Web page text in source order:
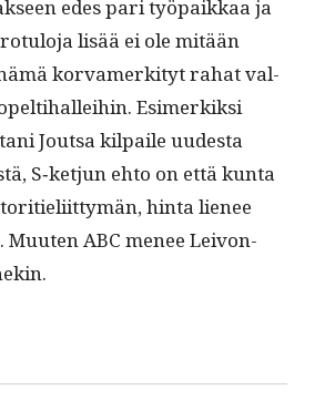
edes pari työ­paikkaa ja
lisää ei ole mitään
kor­vamerk­i­tyt rahat val­
Esimerkik­si
Jout­sa kil­paile uud­es­ta
S‑ketjun ehto on että kun­ta
hin­ta lie­nee
ABC menee Leivon­